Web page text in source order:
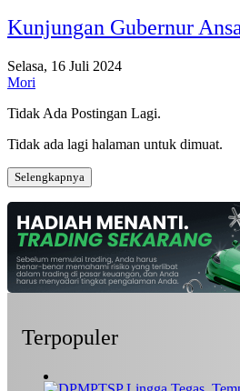
Kunjungan Gubernur
Selasa, 16 Juli 2024
Mori
Tidak Ada Postingan Lagi.
Tidak ada lagi halaman untuk dimuat.
Selengkapnya
Terpopuler